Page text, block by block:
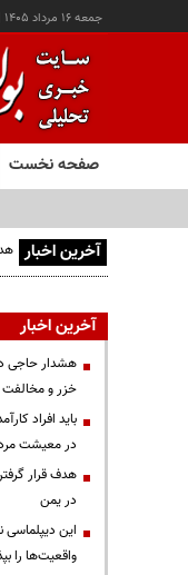
جمعه ۱۶ مرداد ۱۴۰۵
صفحه نخست
آخرین اخبار
آخرین اخبار
هشدار حاجی
خزر و مخالفت
باید افراد
در معیشت
هدف قرار
در یمن
این
واقعیت‌ها را